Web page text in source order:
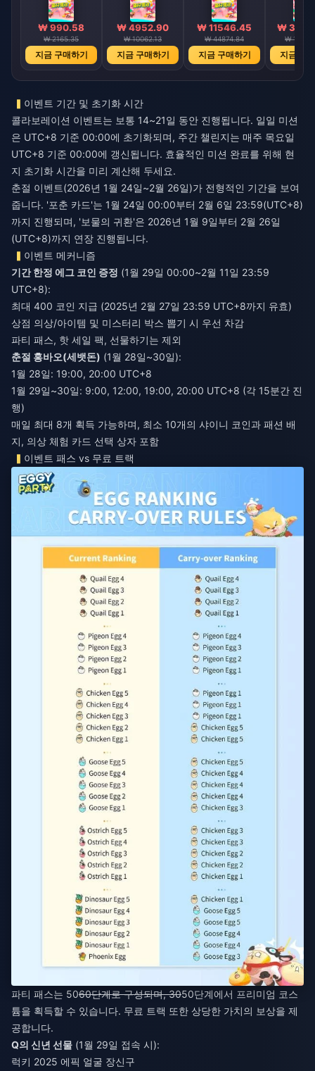
₩ 990.58
₩ 2165.35
지금 구매하기
₩ 4952.90
₩ 10062.13
지금 구매하기
₩ 11546.45
₩ 44874.84
지금 구매하기
₩
₩
지금 구
이벤트 기간 및 초기화 시간
콜라보레이션 이벤트는 보통 14~21일 동안 진행됩니다. 일일 미션
은 UTC+8 기준 00:00에 초기화되며, 주간 챌린지는 매주 목요일
UTC+8 기준 00:00에 갱신됩니다. 효율적인 미션 완료를 위해 현
지 초기화 시간을 미리 계산해 두세요.
춘절 이벤트(2026년 1월 24일~2월 26일)가 전형적인 기간을 보여
줍니다. '포춘 카드'는 1월 24일 00:00부터 2월 6일 23:59(UTC+8)
까지 진행되며, '보물의 귀환'은 2026년 1월 9일부터 2월 26일
(UTC+8)까지 연장 진행됩니다.
이벤트 메커니즘
기간 한정 에그 코인 증정 (1월 29일 00:00~2월 11일 23:59
UTC+8):
최대 400 코인 지급 (2025년 2월 27일 23:59 UTC+8까지 유효)
상점 의상/아이템 및 미스터리 박스 뽑기 시 우선 차감
파티 패스, 핫 세일 팩, 선물하기는 제외
춘절 홍바오(세뱃돈) (1월 28일~30일):
1월 28일: 19:00, 20:00 UTC+8
1월 29일~30일: 9:00, 12:00, 19:00, 20:00 UTC+8 (각 15분간 진
행)
매일 최대 8개 획득 가능하며, 최소 10개의 샤이니 코인과 패션 배
지, 의상 체험 카드 선택 상자 포함
이벤트 패스 vs 무료 트랙
파티 패스는 5060단계로 구성되며, 3050단계에서 프리미엄 코스
튬을 획득할 수 있습니다. 무료 트랙 또한 상당한 가치의 보상을 제
공합니다.
Q의 신년 선물 (1월 29일 접속 시):
럭키 2025 에픽 얼굴 장신구